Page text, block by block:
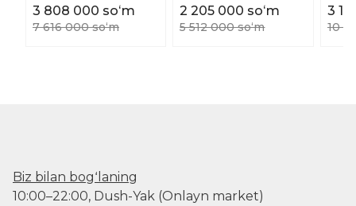
3 808 000 soʻm
7 616 000 soʻm
2 205 000 soʻm
5 512 000 soʻm
3
10
Biz bilan bogʻlaning
10:00–22:00, Dush-Yak (Onlayn market)